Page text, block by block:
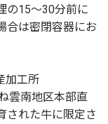
の15～30分前に
合は密閉容器にお
加工所
雲南地区本部直
された牛に限定さ